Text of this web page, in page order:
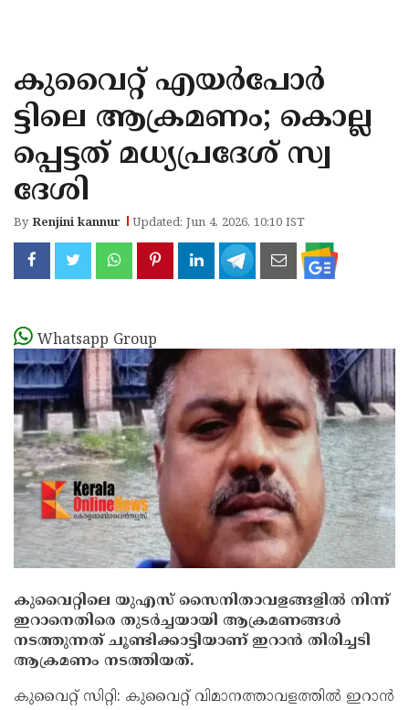
KANNUR
KASARAGOD
കുവൈറ്റ് എയർപോർ
ട്ടിലെ ആക്രമണം; കൊല്ല
പ്പെട്ടത് മധ്യപ്രദേശ് സ്വ
ദേശി
ByRenjini kannur Updated: Jun 4, 2026, 10:10 IST
Whatsapp Group
കുവൈറ്റിലെ യുഎസ് സൈനിതാവളങ്ങളിൽ നിന്ന്
ഇറാനെതിരെ തുടർച്ചയായി ആക്രമണങ്ങൾ
നടത്തുന്നത് ചൂണ്ടിക്കാട്ടിയാണ് ഇറാൻ തിരിച്ചടി
ആക്രമണം നടത്തിയത്.
കുവൈറ്റ് സിറ്റി: കുവൈറ്റ് വിമാനത്താവളത്തിൽ ഇറാൻ